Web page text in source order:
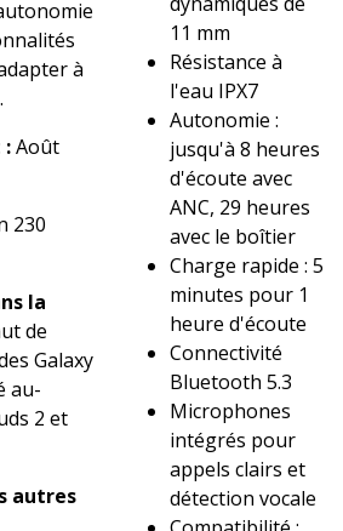
à
:Août
230
la
de
Galaxy
au-
2 et
autres
11 mm
Résistance à
l'eau IPX7
Autonomie :
jusqu'à 8 heures
d'écoute avec
ANC, 29 heures
avec le boîtier
Charge rapide : 5
minutes pour 1
heure d'écoute
Connectivité
Bluetooth 5.3
Microphones
intégrés pour
appels clairs et
détection vocale